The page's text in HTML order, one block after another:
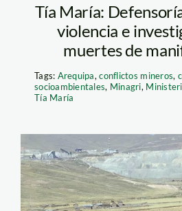
Tía María:
violencia e
muertes de
Tags: Arequipa,conflictos mineros,
socioambientales, Minagri,
Tía María